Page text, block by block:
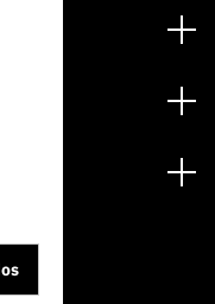
científicos –